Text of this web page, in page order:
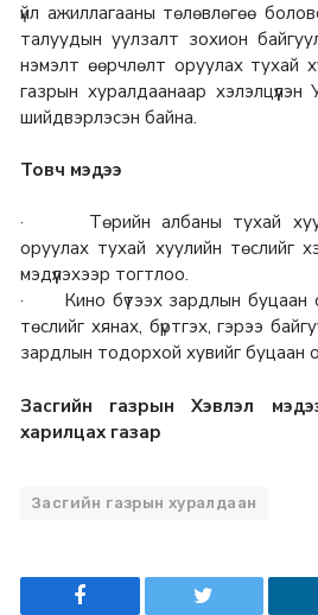
үйл ажиллагааны төлөвлөгөө
талуудын уулзалт зохион
нэмэлт өөрчлөлт оруулах тухай
газрын хуралдаанаар
шийдвэрлэсэн байна.
Товч мэдээ
· Төрийн албаны тухай
оруулах тухай хуулийн төслийг
мэдүүлэхээр тогтлоо.
· Кино бүтээх зардлын буцаан
төслийг хянах, бүртгэх, гэрээ
зардлын тодорхой хувийг буцаан
Засгийн газрын Хэвлэл
харилцах газар
Засгийн газрын хуралдаан